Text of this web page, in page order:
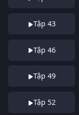
Tập 43
Tập 46
Tập 49
Tập 52